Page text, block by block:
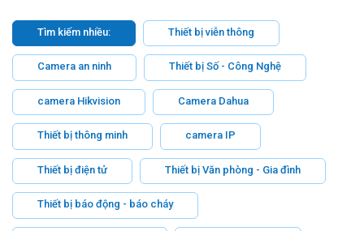
Tìm kiếm nhiều: Thiết bị viễn thông
Camera an ninh Thiết bị Số - Công Nghệ
camera Hikvision Camera Dahua
Thiết bị thông minh camera IP
Thiết bị điện tử Thiết bị Văn phòng - Gia đình
Thiết bị báo động - báo cháy